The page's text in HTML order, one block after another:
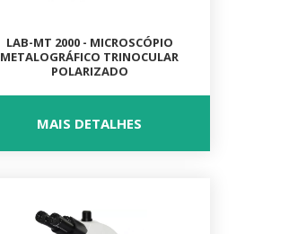
LAB-MT 2000 - MICROSCÓPIO
METALOGRÁFICO TRINOCULAR
POLARIZADO
MAIS DETALHES